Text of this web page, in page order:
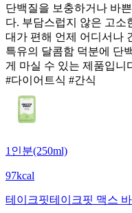
단백질을 보충하거나 바
다. 부담스럽지 않은 고소
대가 편해 언제 어디서나
특유의 달콤함 덕분에 단
게 마실 수 있는 제품입니
#다이어트식 #간식
1인분(250ml)
97kcal
테이크핏테이크핏 맥스